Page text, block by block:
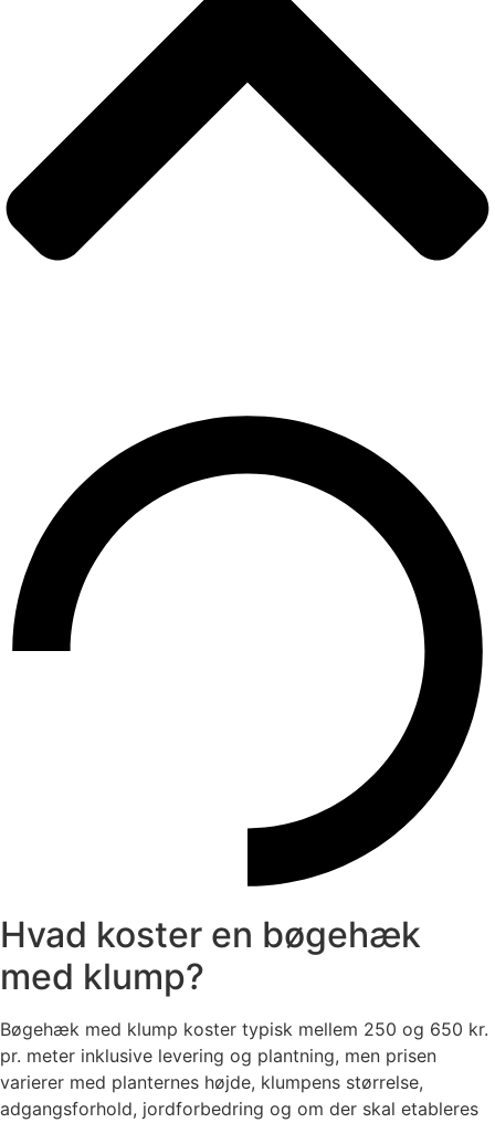
Hvad koster en bøgehæk
med klump?
Bøgehæk med klump koster typisk mellem 250 og 650 kr.
pr. meter inklusive levering og plantning, men prisen
varierer med planternes højde, klumpens størrelse,
adgangsforhold, jordforbedring og om der skal etableres